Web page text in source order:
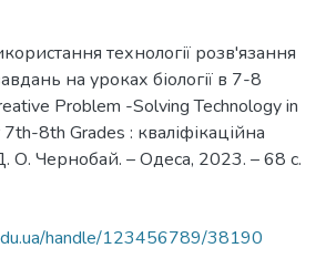
технології розв'язання
на уроках біології в 7-8
Problem -Solving Technology in
8th Grades : кваліфікаційна
О. Чернобай. – Одеса, 2023. – 68 с.
handle/123456789/38190